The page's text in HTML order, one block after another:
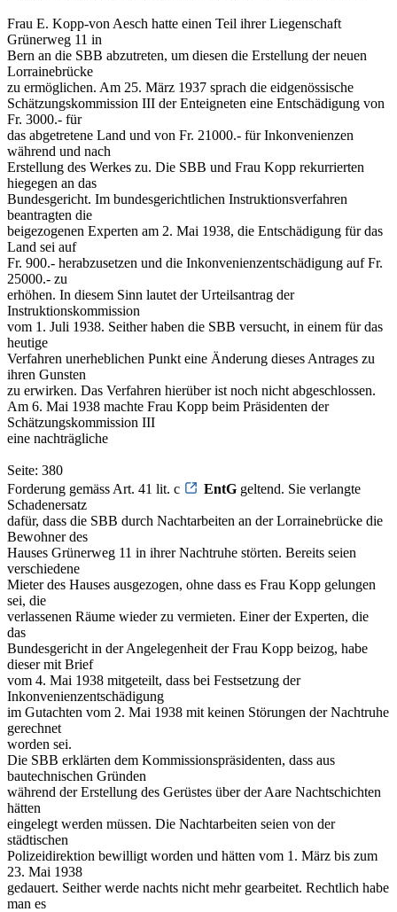
Frau E. Kopp-von Aesch hatte einen Teil ihrer Liegenschaft
Grünerweg 11 in
Bern an die SBB abzutreten, um diesen die Erstellung der neuen
Lorrainebrücke
zu ermöglichen. Am 25. März 1937 sprach die eidgenössische
Schätzungskommission III der Enteigneten eine Entschädigung von
Fr. 3000.- für
das abgetretene Land und von Fr. 21000.- für Inkonvenienzen
während und nach
Erstellung des Werkes zu. Die SBB und Frau Kopp rekurrierten
hiegegen an das
Bundesgericht. Im bundesgerichtlichen Instruktionsverfahren
beantragten die
beigezogenen Experten am 2. Mai 1938, die Entschädigung für das
Land sei auf
Fr. 900.- herabzusetzen und die Inkonvenienzentschädigung auf Fr.
25000.- zu
erhöhen. In diesem Sinn lautet der Urteilsantrag der
Instruktionskommission
vom 1. Juli 1938. Seither haben die SBB versucht, in einem für das
heutige
Verfahren unerheblichen Punkt eine Änderung dieses Antrages zu
ihren Gunsten
zu erwirken. Das Verfahren hierüber ist noch nicht abgeschlossen.
Am 6. Mai 1938 machte Frau Kopp beim Präsidenten der
Schätzungskommission III
eine nachträgliche
Seite: 380
Forderung gemäss Art. 41 lit. c
EntG geltend. Sie verlangte
Schadenersatz
dafür, dass die SBB durch Nachtarbeiten an der Lorrainebrücke die
Bewohner des
Hauses Grünerweg 11 in ihrer Nachtruhe störten. Bereits seien
verschiedene
Mieter des Hauses ausgezogen, ohne dass es Frau Kopp gelungen
sei, die
verlassenen Räume wieder zu vermieten. Einer der Experten, die
das
Bundesgericht in der Angelegenheit der Frau Kopp beizog, habe
dieser mit Brief
vom 4. Mai 1938 mitgeteilt, dass bei Festsetzung der
Inkonvenienzentschädigung
im Gutachten vom 2. Mai 1938 mit keinen Störungen der Nachtruhe
gerechnet
worden sei.
Die SBB erklärten dem Kommissionspräsidenten, dass aus
bautechnischen Gründen
während der Erstellung des Gerüstes über der Aare Nachtschichten
hätten
eingelegt werden müssen. Die Nachtarbeiten seien von der
städtischen
Polizeidirektion bewilligt worden und hätten vom 1. März bis zum
23. Mai 1938
gedauert. Seither werde nachts nicht mehr gearbeitet. Rechtlich habe
man es